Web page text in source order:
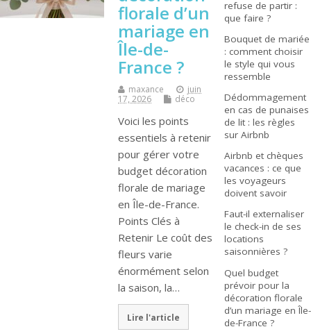
florale d’un
mariage en
Île-de-
France ?
maxance
juin
17, 2026
déco
Voici les points
essentiels à retenir
pour gérer votre
budget décoration
florale de mariage
en Île-de-France.
Points Clés à
Retenir Le coût des
fleurs varie
énormément selon
la saison, la…
Lire l'article
refuse de partir :
que faire ?
Bouquet de mariée
: comment choisir
le style qui vous
ressemble
Dédommagement
en cas de punaises
de lit : les règles
sur Airbnb
Airbnb et chèques
vacances : ce que
les voyageurs
doivent savoir
Faut-il externaliser
le check-in de ses
locations
saisonnières ?
Quel budget
prévoir pour la
décoration florale
d’un mariage en Île-
de-France ?